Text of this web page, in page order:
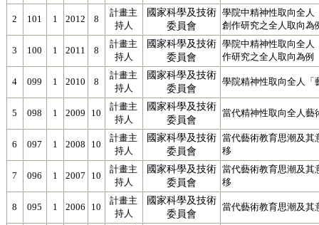
2 101 1 2012 8
計畫主
持人
國家科學及技術
委員會
學院中精神性取向全人
創作研究之全人取向為
3 100 1 2011 8
計畫主
持人
國家科學及技術
委員會
學院中精神性取向全人
作研究之全人取向為例
4 099 1 2010 8
計畫主
持人
國家科學及技術
委員會
學院精神性取向全人「
5 098 1 2009 10
計畫主
持人
國家科學及技術
委員會
當代精神性取向全人藝
6 097 1 2008 10
計畫主
持人
國家科學及技術
委員會
當代藝術教育思潮及其
移
7 096 1 2007 10
計畫主
持人
國家科學及技術
委員會
當代藝術教育思潮及其
移
8 095 1 2006 10
計畫主
持人
國家科學及技術
委員會
當代藝術教育思潮及其